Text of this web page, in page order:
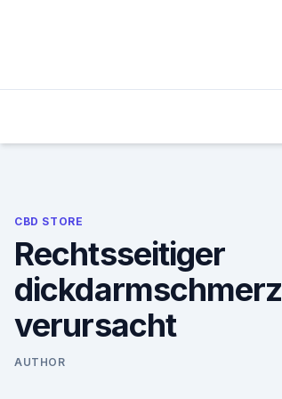
CBD STORE
Rechtsseitiger
dickdarmschmerz
verursacht
AUTHOR